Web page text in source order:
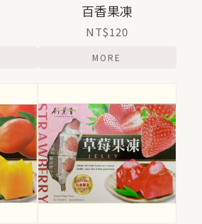
百香果凍
NT$120
MORE